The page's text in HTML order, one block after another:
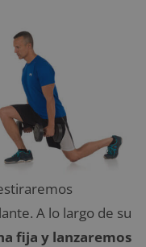
A lo largo de su
fija y lanzaremos